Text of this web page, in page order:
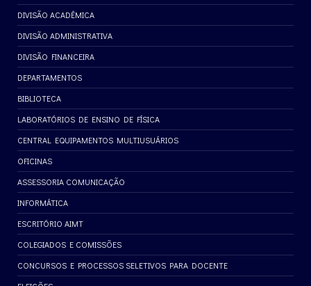
DIVISÃO ACADÊMICA
DIVISÃO ADMINISTRATIVA
DIVISÃO FINANCEIRA
DEPARTAMENTOS
BIBLIOTECA
LABORATÓRIOS DE ENSINO DE FÍSICA
CENTRAL EQUIPAMENTOS MULTIUSUÁRIOS
OFICINAS
ASSESSORIA COMUNICAÇÃO
INFORMÁTICA
ESCRITÓRIO AIMT
COLEGIADOS E COMISSÕES
CONCURSOS E PROCESSOS SELETIVOS PARA DOCENTE